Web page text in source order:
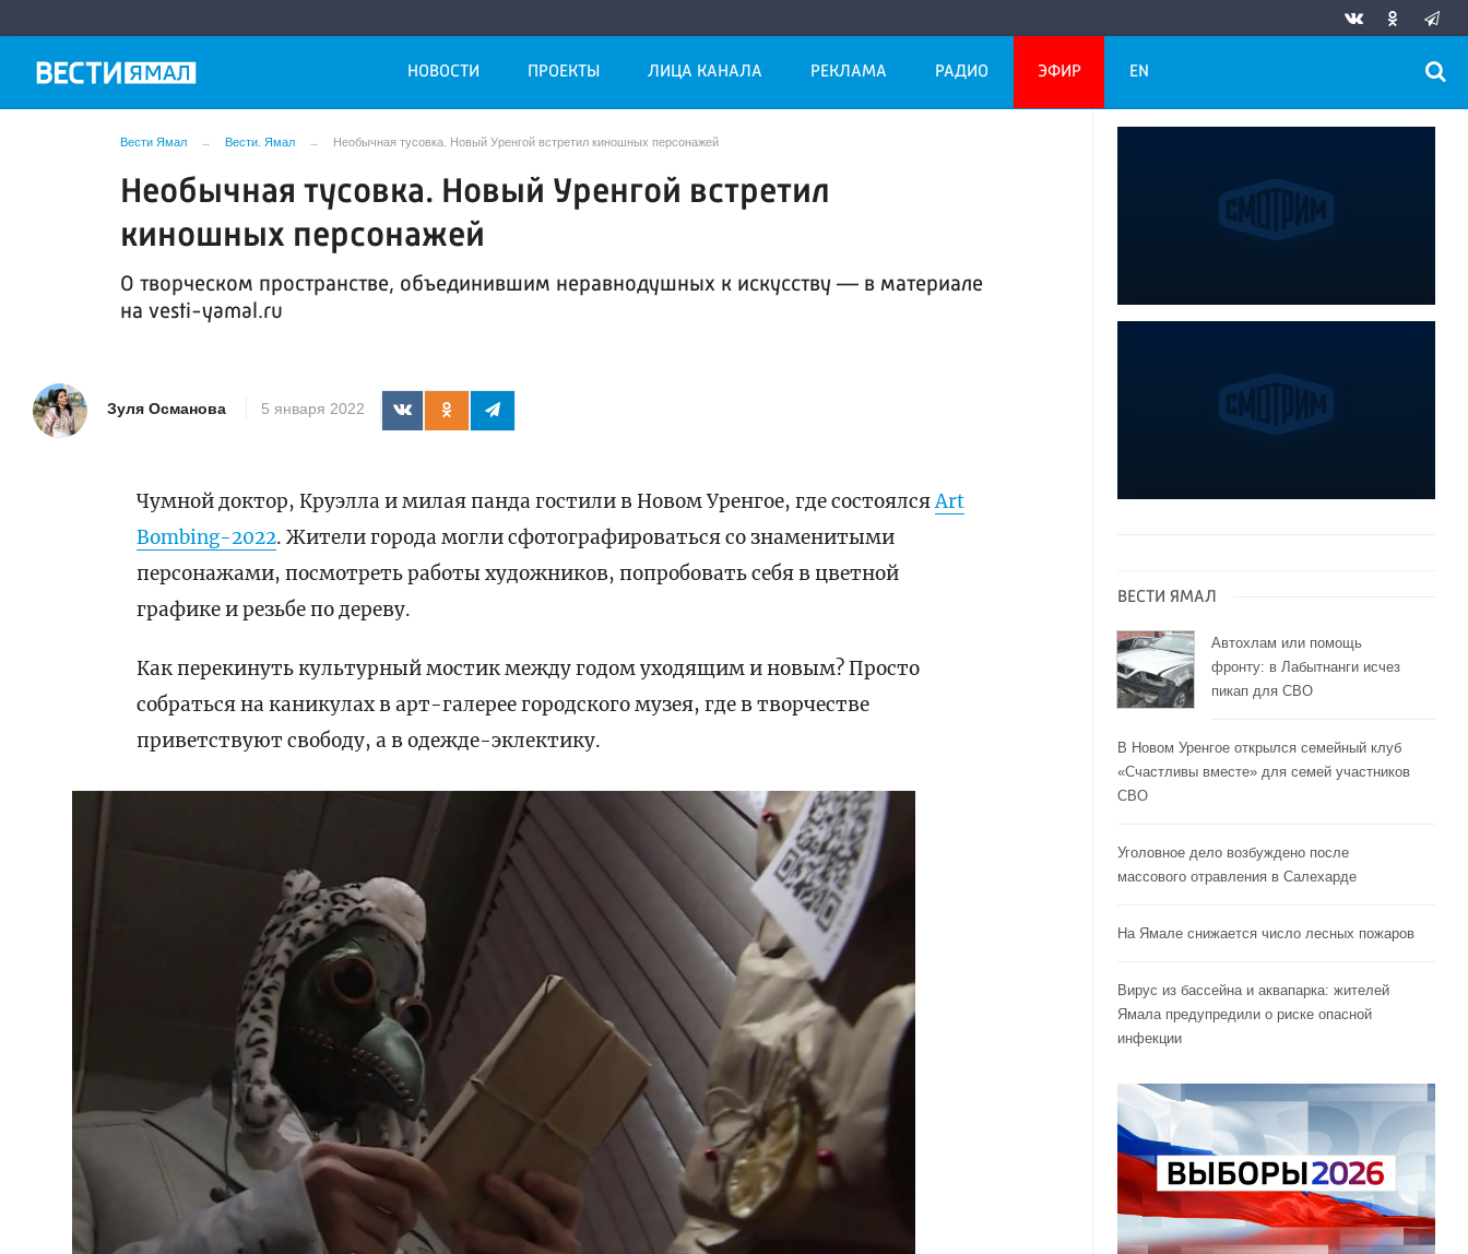
НОВОСТИ ПРОЕКТЫ ЛИЦА КАНАЛА РЕКЛАМА РАДИО ЭФИР EN
Вести Ямал Вести. Ямал Необычная тусовка. Новый Уренгой встретил киношных персонажей
Необычная тусовка. Новый Уренгой встретил
киношных персонажей
О творческом пространстве, объединившим неравнодушных к искусству — в материале
на vesti-yamal.ru
Зуля Османова 5 января 2022
Чумной доктор, Круэлла и милая панда гостили в Новом Уренгое, где состоялсяArt
Bombing-2022. Жители города могли сфотографироваться со знаменитыми
персонажами, посмотреть работы художников, попробовать себя в цветной
графике и резьбе по дереву.
Как перекинуть культурный мостик между годом уходящим и новым? Просто
собраться на каникулах в арт-галерее городского музея, где в творчестве
приветствуют свободу, а в одежде-эклектику.
ВЕСТИ ЯМАЛ
Автохлам или помощь
фронту: в Лабытнанги исчез
пикап для СВО
В Новом Уренгое открылся семейный клуб
«Счастливы вместе» для семей участников
СВО
Уголовное дело возбуждено после
массового отравления в Салехарде
На Ямале снижается число лесных пожаров
Вирус из бассейна и аквапарка: жителей
Ямала предупредили о риске опасной
инфекции